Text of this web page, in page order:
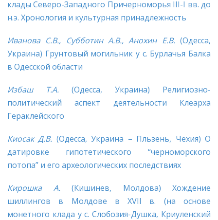
клады Северо-Западного Причерноморья III-I вв. до
н.э. Хронология и культурная принадлежность
Иванова С.В., Субботин А.В., Анохин Е.В.(Одесса,
Украина) Грунтовый могильник у с. Бурлачья Балка
в Одесской области
Избаш Т.А. (Одесса, Украина) Религиозно-
политический аспект деятельности Клеарха
Гераклейского
Киосак Д.В. (Одесса, Украина – Пльзень, Чехия) О
датировке гипотетического “черноморского
потопа” и его археологических последствиях
Кирошка А. (Кишинев, Молдова) Хождение
шиллингов в Молдове в ХVII в. (на основе
монетного клада у с. Слобозия-Душка, Криуленский